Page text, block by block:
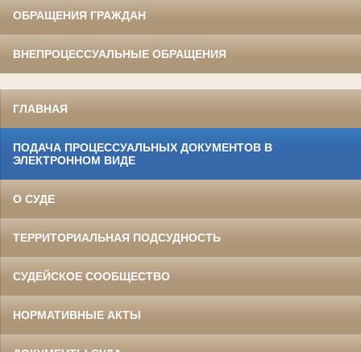
ОБРАЩЕНИЯ ГРАЖДАН
ВНЕПРОЦЕССУАЛЬНЫЕ ОБРАЩЕНИЯ
ГЛАВНАЯ
ПОДАЧА ПРОЦЕССУАЛЬНЫХ ДОКУМЕНТОВ В
ЭЛЕКТРОННОМ ВИДЕ
О СУДЕ
ТЕРРИТОРИАЛЬНАЯ ПОДСУДНОСТЬ
СУДЕЙСКОЕ СООБЩЕСТВО
НОРМАТИВНЫЕ АКТЫ